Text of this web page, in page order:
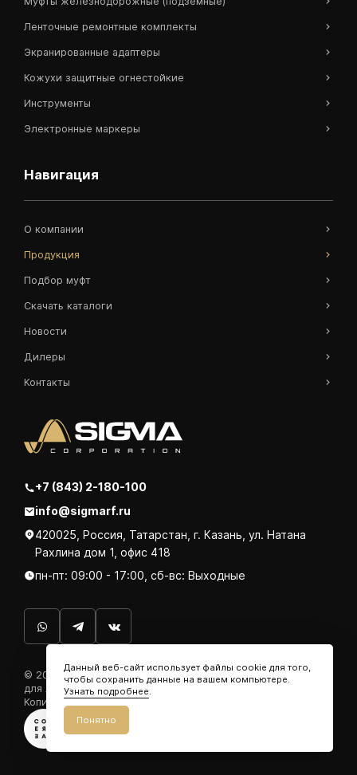
+7 (843) 2-180-100
info@sigmarf.ru
420025, Россия, Татарстан, г. Казань, ул. Натана
Рахлина дом 1, офис 418
пн-пт: 09:00 - 17:00, сб-вс: Выходные
Ленточные ремонтные комплекты
Экранированные адаптеры
Кожухи защитные огнестойкие
Инструменты
Электронные маркеры
Навигация
О компании
Продукция
Подбор муфт
Скачать каталоги
Новости
Дилеры
Контакты
© 2026. ООО «СИГМА Рус». Производим кабельные муфты
для любых типов кабелей.
Копирование запрещено.
Данный веб-сайт использует файлы cookie для того,
чтобы сохранить данные на вашем компьютере.
Узнать подробнее.
Понятно